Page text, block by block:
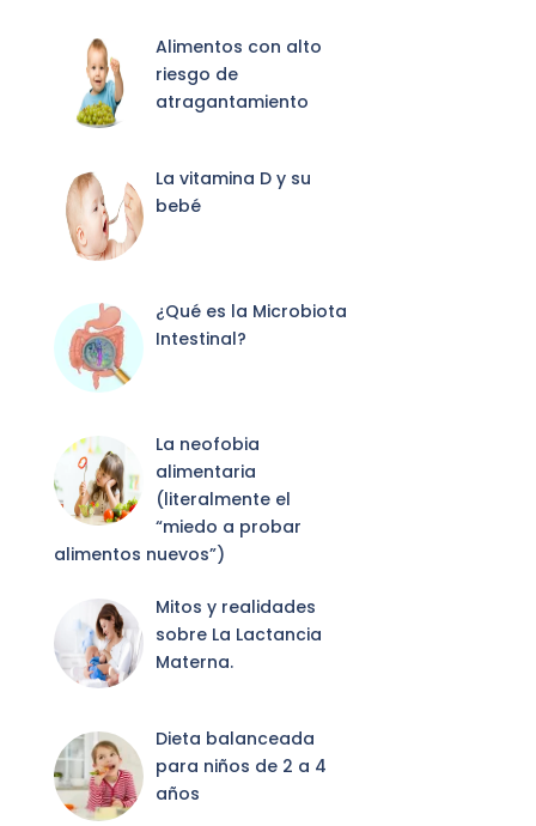
Alimentos con alto
riesgo de
atragantamiento
La vitamina D y su
bebé
¿Qué es la Microbiota
Intestinal?
La neofobia
alimentaria
(literalmente el
“miedo a probar
alimentos nuevos”)
Mitos y realidades
sobre La Lactancia
Materna.
Dieta balanceada
para niños de 2 a 4
años